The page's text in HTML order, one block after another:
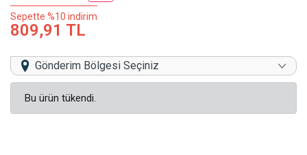
Sepette %10 indirim
809,91 TL
Gönderim Bölgesi Seçiniz
Bu ürün tükendi.